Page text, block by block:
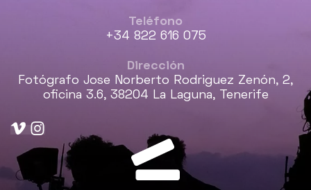
Teléfono
+34 822 616 075
Dirección
Fotógrafo Jose Norberto Rodriguez Zenón, 2,
oficina 3.6, 38204 La Laguna, Tenerife